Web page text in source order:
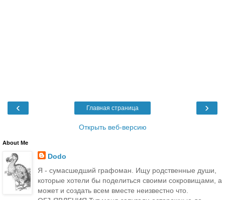
‹ ›
Главная страница
Открыть веб-версию
About Me
Dodo
Я - сумасшедший графоман. Ищу родственные души,
которые хотели бы поделиться своими сокровищами, а
может и создать всем вместе неизвестно что.